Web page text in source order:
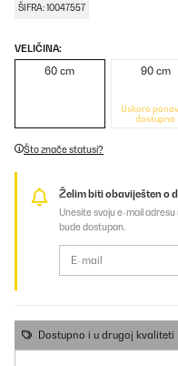
ŠIFRA: 10047557
VELIČINA:
60 cm 90 cm
Uskoro
dostupno
Što znače statusi?
Želim biti obaviješten o
Unesite svoju e-mail
bude dostupan.
Dostupno i u drugoj kvaliteti